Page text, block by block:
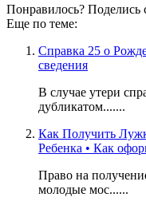
Понравилось? Поделись
Еще по теме:
Справка 25 о
сведения
В случае утери
дубликатом.......
Как Получить
Ребенка • Как
Право на
молодые мос......